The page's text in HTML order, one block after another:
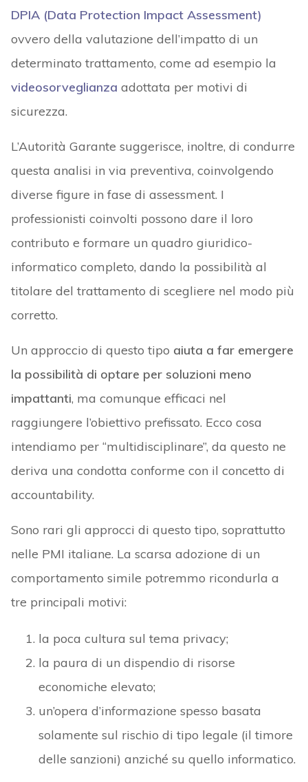
DPIA (Data Protection Impact Assessment)
ovvero della valutazione dell’impatto di un
determinato trattamento, come ad esempio la
videosorveglianza adottata per motivi di
sicurezza.
L’Autorità Garante suggerisce, inoltre, di condurre
questa analisi in via preventiva, coinvolgendo
diverse figure in fase di assessment. I
professionisti coinvolti possono dare il loro
contributo e formare un quadro giuridico-
informatico completo, dando la possibilità al
titolare del trattamento di scegliere nel modo più
corretto.
Un approccio di questo tipo aiuta a far emergere
la possibilità di optare per soluzioni meno
impattanti, ma comunque efficaci nel
raggiungere l’obiettivo prefissato. Ecco cosa
intendiamo per “multidisciplinare”, da questo ne
deriva una condotta conforme con il concetto di
accountability.
Sono rari gli approcci di questo tipo, soprattutto
nelle PMI italiane. La scarsa adozione di un
comportamento simile potremmo ricondurla a
tre principali motivi:
la poca cultura sul tema privacy;
la paura di un dispendio di risorse
economiche elevato;
un’opera d’informazione spesso basata
solamente sul rischio di tipo legale (il timore
delle sanzioni) anziché su quello informatico.